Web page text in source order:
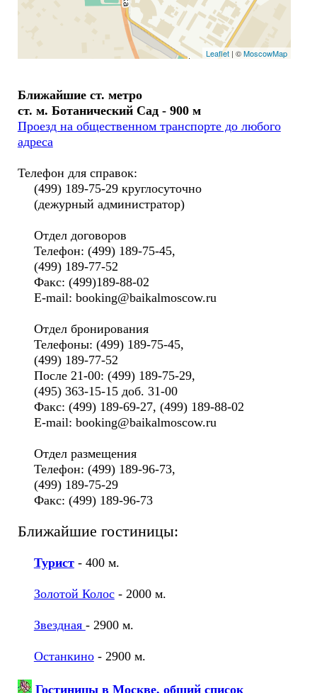
Leaflet| ©MoscowMap
Ближайшие ст. метро
ст. м. Ботанический Сад - 900 м
Проезд на общественном транспорте до любого
адреса
Телефон для справок:
(499) 189-75-29 круглосуточно
(дежурный администратор)
Отдел договоров
Телефон: (499) 189-75-45,
(499) 189-77-52
Факс: (499)189-88-02
E-mail: booking@baikalmoscow.ru
Отдел бронирования
Телефоны: (499) 189-75-45,
(499) 189-77-52
После 21-00: (499) 189-75-29,
(495) 363-15-15 доб. 31-00
Факс: (499) 189-69-27, (499) 189-88-02
E-mail: booking@baikalmoscow.ru
Отдел размещения
Телефон: (499) 189-96-73,
(499) 189-75-29
Факс: (499) 189-96-73
Ближайшие гостиницы:
Турист- 400 м.
Золотой Колос- 2000 м.
Звездная - 2900 м.
Останкино- 2900 м.
Гостиницы в Москве, общий список